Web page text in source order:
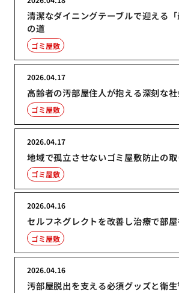
清潔なダイニングテーブルで迎える
の道
ゴミ屋敷
高齢者の汚部屋住人が抱える深刻な
2026.04.17
ゴミ屋敷
地域で孤立させないゴミ屋敷防止の
2026.04.17
ゴミ屋敷
セルフネグレクトを改善し治療で部
2026.04.16
ゴミ屋敷
汚部屋脱出を支える必須グッズと衛
2026.04.16